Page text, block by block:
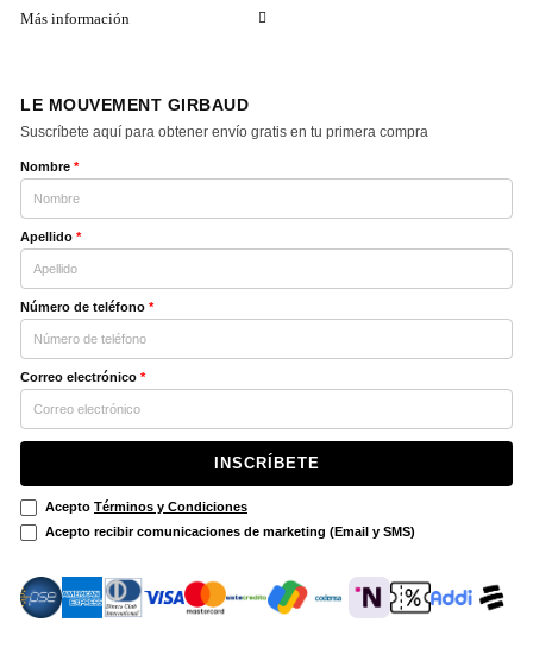
Más información
LE MOUVEMENT GIRBAUD
Suscríbete aquí para obtener envío gratis en tu primera compra
Nombre *
Apellido *
Número de teléfono *
Correo electrónico *
INSCRÍBETE
Acepto Términos y Condiciones
Acepto recibir comunicaciones de marketing (Email y SMS)